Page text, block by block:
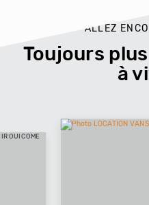
ALLEZ
Toujours
à